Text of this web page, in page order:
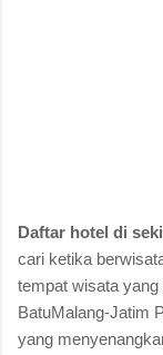
Daftar hotel di
cari ketika
tempat wisata yang
BatuMalang-Jatim
yang